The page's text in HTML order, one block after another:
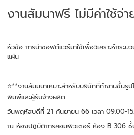
งานสัมนาฟรี ไม่มีค่าใช้จ่า
หัวข้อ การนำซอฟต์แวร์มาใช้เพื่อวิเคราะห์กระบ
แผ่น
⭐️**งานสัมมนาเหมาะสำหรับบริษัทที่ทำงานขึ้นรู
พิมพ์และผู้รับจ้างผลิต
วันพฤหัสบดีที่ 21 กันยายน 66 เวลา 09.00-
ณ ห้องปฏิบัติการคอมพิวเตอร์ ห้อง B 306